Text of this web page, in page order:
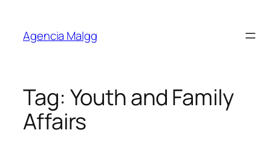
Agencia Malgg
Tag: Youth and Family
Affairs